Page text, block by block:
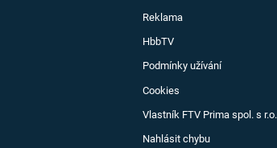
Reklama
HbbTV
Podmínky užívání
Cookies
Vlastník FTV Prima spol. s r.o.
Nahlásit chybu